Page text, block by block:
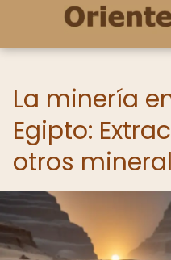
La minería
Egipto:
otros